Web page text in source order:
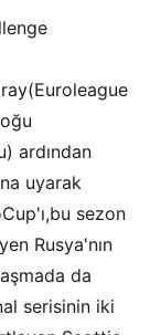
ardından
uyarak
sezon
Rusya'nın
da
serisinin iki